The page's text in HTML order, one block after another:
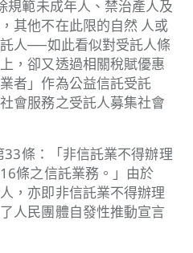
範未成年人、禁治產人及
其他不在此限的自然 人或
人──如此看似對受託人條
，卻又透過相關稅賦優惠
者」作為公益信託受託
會服務之受託人募集社會
條：「非信託業不得辦理
條之信託業務。」由於
，亦即非信託業不得辦理
人民團體自發性推動宣言